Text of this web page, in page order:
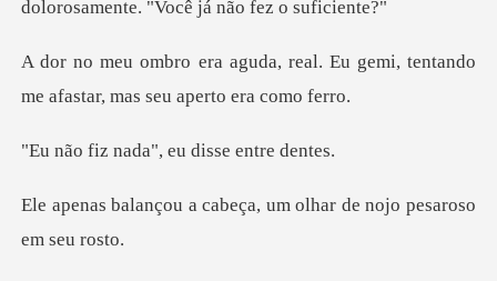
al. Eu gemi, tentando
me afastar
ada", eu diss
abeça, um olhar de nojo